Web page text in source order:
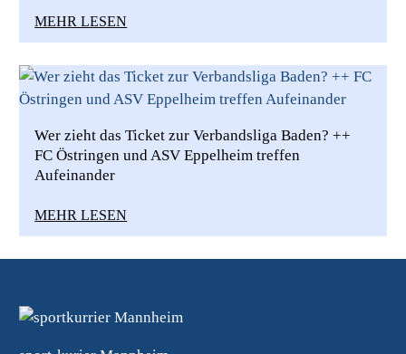
MEHR LESEN
Wer zieht das Ticket zur Verbandsliga Baden? ++
FC Östringen und ASV Eppelheim treffen
Aufeinander
MEHR LESEN